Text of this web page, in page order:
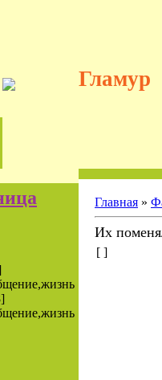
Гламур
Главная »
Их
[ ]